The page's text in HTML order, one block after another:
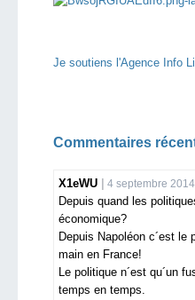
Je soutiens l'Agence Info
Commentaires
X1eWU 4 septembre
Depuis quand les
économique?
Depuis Napoléon c´est le
main en France!
Le politique n´est qu´un
temps en temps.